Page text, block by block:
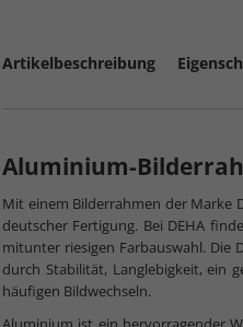
Artikelbeschreibung
Aluminium-
Mit einem Bilderrahmen der Marke
deutscher Fertigung. Bei DEHA
mitunter riesigen Farbauswahl. Die
durch Stabilität, Langlebigkeit, ein
häufigen Bildwechseln.